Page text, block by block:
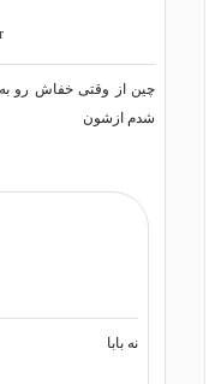
چين از وقتى خفاش رو به
شدم ازشون
نه بابا